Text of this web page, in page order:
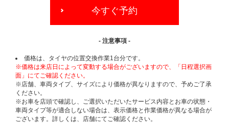
今すぐ予約
- 注意事項 -
価格は、タイヤの位置交換作業1台分です。
※価格は来店日によって変動する場合がございますので、「日程選択画
面」にてご確認ください。
※店舗、車両タイプ、サイズにより価格が異なりますので、予めご了承
ください。
※お車を店頭で確認し、ご選択いただいたサービス内容とお車の状態・
車両タイプ等が適合しない場合は、表示価格と作業価格が異なる場合が
ございます。詳しくは、店舗にてご確認ください。